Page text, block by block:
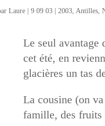
Laure |9 09 03 | 2003 Antilles ,
Le seul avantage
cet été, en
glacières un tas
La cousine (on
famille, des fruits